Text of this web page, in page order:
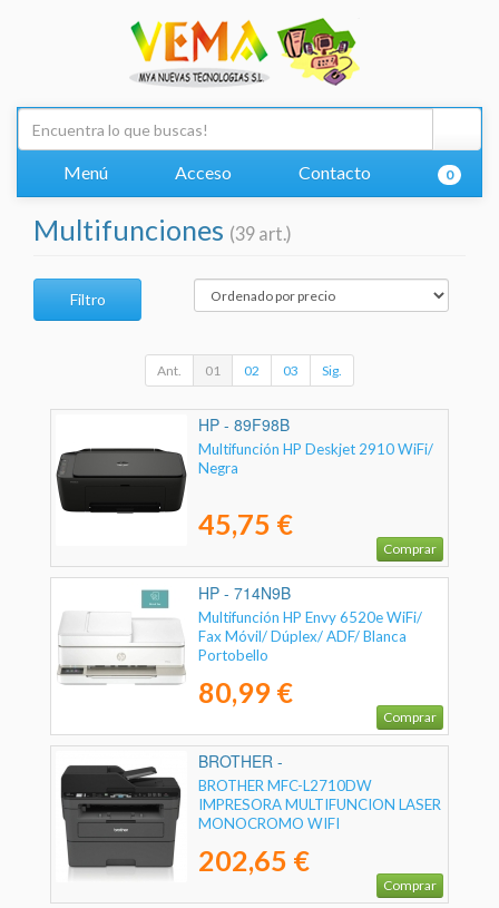
Menú Acceso Contacto 0
Multifunciones (39 art.)
Filtro
Ant. 01 02 03 Sig.
HP - 89F98B
Multifunción HP Deskjet 2910 WiFi/
Negra
45,75 €
Comprar
HP - 714N9B
Multifunción HP Envy 6520e WiFi/
Fax Móvil/ Dúplex/ ADF/ Blanca
Portobello
80,99 €
Comprar
BROTHER -
BROTHER MFC-L2710DW
IMPRESORA MULTIFUNCION LASER
MONOCROMO WIFI
202,65 €
Comprar